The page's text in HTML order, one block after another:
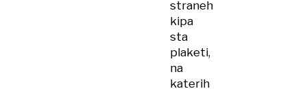
straneh
kipa
sta
plaketi,
na
katerih